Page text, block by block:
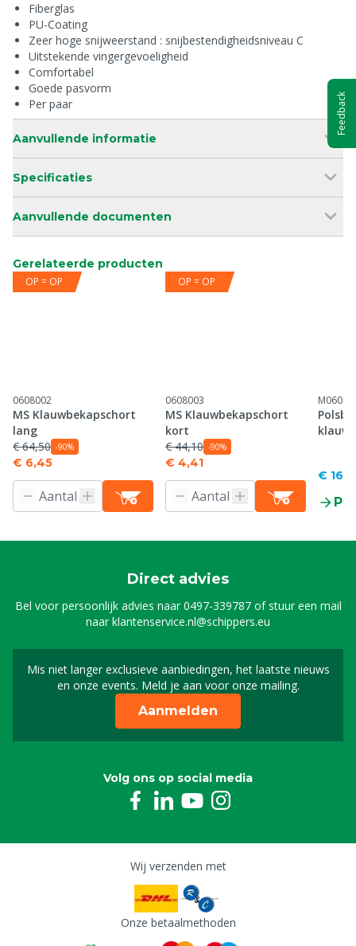
Fiberglas
PU-Coating
Zeer hoge snijweerstand : snijbestendigheidsniveau C
Uitstekende vingergevoeligheid
Comfortabel
Goede pasvorm
Per paar
Aanvullende informatie
Specificaties
Aanvullende documenten
Gerelateerde producten
OP = OP
0608002
MS Klauwbekapschort
lang
€ 64,50 -90%
€ 6,45
OP = OP
0608003
MS Klauwbekapschort
kort
€ 44,10 -90%
€ 4,41
€
Direct advies
Bel voor persoonlijk advies naar0497-339787of stuur een mail
naarklantenservice.nl@schippers.eu
Mis niet langer exclusieve aanbiedingen, het laatste nieuws
en onze events. Meld je aan voor onze mailing.
Schrijf je in voor onze
Aanmelden
Volg ons op social media
Wij verzenden met
Onze betaalmethoden
Feedback